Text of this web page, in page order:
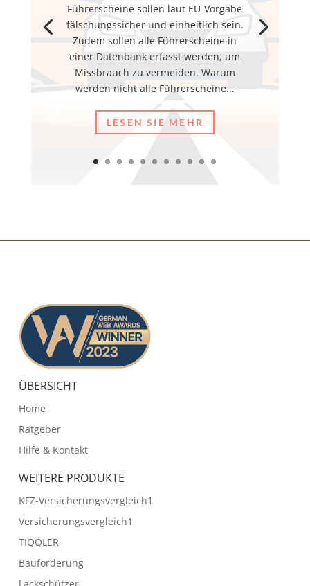
Führerscheine sollen laut EU-Vorgabe
fälschungssicher und einheitlich sein.
Zudem sollen alle Führerscheine in
einer Datenbank erfasst werden, um
Missbrauch zu vermeiden. Warum
werden nicht alle Führerscheine...
LESEN SIE MEHR
ÜBERSICHT
Home
Ratgeber
Hilfe & Kontakt
WEITERE PRODUKTE
KFZ-Versicherungsvergleich1
Versicherungsvergleich1
TIQQLER
Bauförderung
Lackschützer